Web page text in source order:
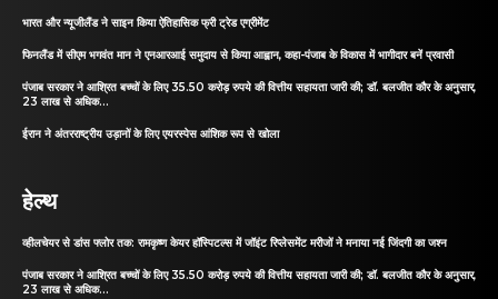
भारत और न्यूजीलैंड ने साइन किया ऐतिहासिक फ्री ट्रेड एग्रीमेंट
फिनलैंड में सीएम भगवंत मान ने एनआरआई समुदाय से किया आह्वान, कहा-पंजाब के विकास में भागीदार बनें प्रवासी
पंजाब सरकार ने आश्रित बच्चों के लिए 35.50 करोड़ रुपये की वित्तीय सहायता जारी की; डॉ. बलजीत कौर के अनुसार,
23 लाख से अधिक...
ईरान ने अंतरराष्ट्रीय उड़ानों के लिए एयरस्पेस आंशिक रूप से खोला
हेल्थ
व्हीलचेयर से डांस फ्लोर तक: रामकृष्ण केयर हॉस्पिटल्स में जॉइंट रिप्लेसमेंट मरीजों ने मनाया नई जिंदगी का जश्न
पंजाब सरकार ने आश्रित बच्चों के लिए 35.50 करोड़ रुपये की वित्तीय सहायता जारी की; डॉ. बलजीत कौर के अनुसार,
23 लाख से अधिक...